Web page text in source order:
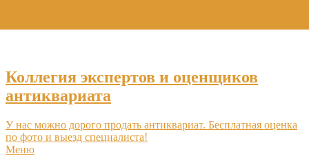
Коллегия экспертов и оценщиков
антиквариата
У нас можно дорого продать антиквариат. Бесплатная оценка
по фото и выезд специалиста!
Меню